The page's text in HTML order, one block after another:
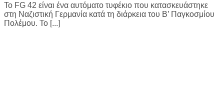
Το FG 42 είναι ένα αυτόματο τυφέκιο που κατασκευάστηκε
στη Ναζιστική Γερμανία κατά τη διάρκεια του Β’ Παγκοσμίου
Πολέμου. Το [...]